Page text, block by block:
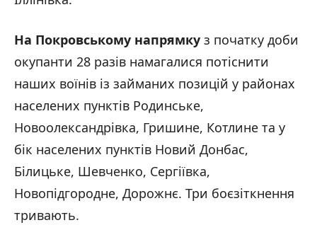
На Покровському напрямку з початку доби
окупанти 28 разів намагалися потіснити
наших воїнів із займаних позицій у районах
населених пунктів Родинське,
Новоолександрівка, Гришине, Котлине та у
бік населених пунктів Новий Донбас,
Білицьке, Шевченко, Сергіївка,
Новопідгородне, Дорожнє. Три боєзіткнення
тривають.